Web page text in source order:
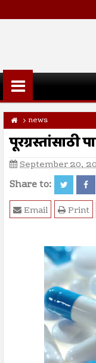
news
पूरग्रस्तांसाठी
September 20,
Share to:
Print
Email